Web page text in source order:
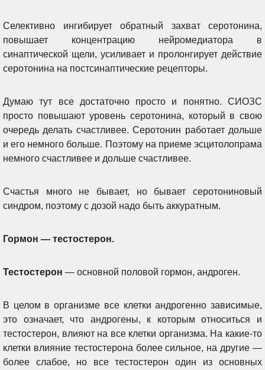
Селективно ингибирует обратный захват серотонина,
повышает концентрацию нейромедиатора в
синаптической щели, усиливает и пролонгирует действие
серотонина на постсинаптические рецепторы.
Думаю тут все достаточно просто и понятно. СИОЗС
просто повышают уровень серотонина, который в свою
очередь делать счастливее. Серотонин работает дольше
и его немного больше. Поэтому на приеме эсцитолопрама
немного счастливее и дольше счастливее.
Счастья много не бывает, но бывает серотониновый
синдром, поэтому с дозой надо быть аккуратным.
Гормон — тестостерон.
Тестостерон — основной половой гормон, андроген.
В целом в организме все клетки андрогенно зависимые,
это означает, что андрогены, к которым относиться и
тестостерон, влияют на все клетки организма. На какие-то
клетки влияние тестостерона более сильное, на другие —
более слабое, но все тестостерон один из основных